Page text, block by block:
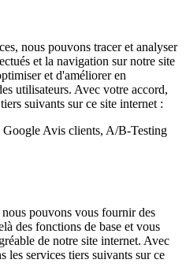
nous pouvons tracer et analyser
et la navigation sur notre site
et d'améliorer en
utilisateurs. Avec votre accord,
suivants sur ce site internet :
Avis clients, A/B-Testing
pouvons vous fournir des
des fonctions de base et vous
de notre site internet. Avec
les services tiers suivants sur ce